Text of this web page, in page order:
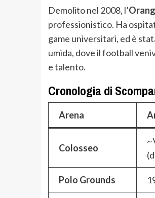
Demolito nel 2008, l’
professionistico. Ha
game universitari, ed è
umida, dove il football
e talento.
Cronologia di
Arena
Colosseo
Polo Grounds